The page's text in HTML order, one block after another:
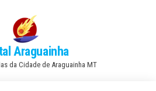
Araguainha
da Cidade de Araguainha MT